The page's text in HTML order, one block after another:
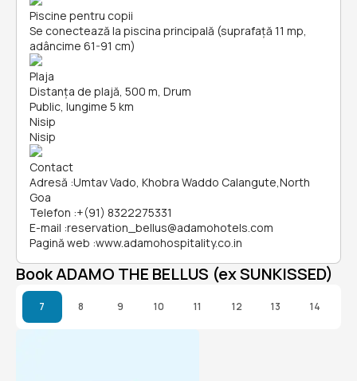
Piscine pentru copii
Se conectează la piscina principală (suprafață 11 mp,
adâncime 61-91 cm)
Plaja
Distanța de plajă, 500 m, Drum
Public, lungime 5 km
Nisip
Nisip
Contact
Adresă :Umtav Vado, Khobra Waddo Calangute,North
Goa
Telefon :+(91) 8322275331
E-mail :reservation_bellus@adamohotels.com
Pagină web :www.adamohospitality.co.in
Book ADAMO THE BELLUS (ex SUNKISSED)
7 8 9 10 11 12 13 14